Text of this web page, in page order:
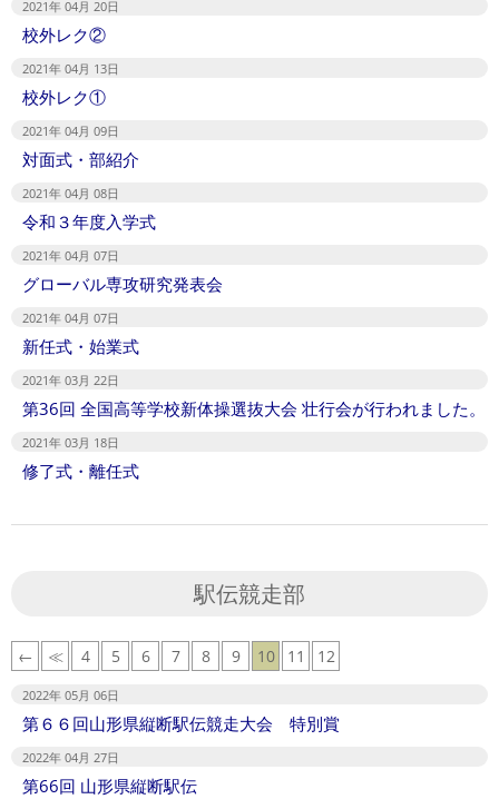
2021年 04月 20日
校外レク②
2021年 04月 13日
校外レク①
2021年 04月 09日
対面式・部紹介
2021年 04月 08日
令和３年度入学式
2021年 04月 07日
グローバル専攻研究発表会
2021年 04月 07日
新任式・始業式
2021年 03月 22日
第36回 全国高等学校新体操選抜大会 壮行会が行われました。
2021年 03月 18日
修了式・離任式
駅伝競走部
← ≪ 4 5 6 7 8 9 10 11 12
2022年 05月 06日
第６６回山形県縦断駅伝競走大会 特別賞
2022年 04月 27日
第66回 山形県縦断駅伝